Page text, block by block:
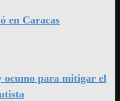
en Caracas
ocumo para mitigar el